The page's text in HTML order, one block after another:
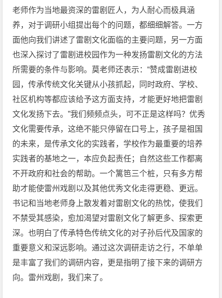
老师作为当地最资深的雷剧匠人，为人耐心而极具涵
养，对于调研小组提出每个的问题，都细细解答。一方
面他向我们讲述了雷剧文化面临的主要问题，另一方面
也深入探讨了雷剧进校园作为一种发扬雷剧文化的方法
所需要的条件与影响。莫老师还表示：“赞成雷剧进校
园，传承传统文化关键从小孩抓起，同时政府、学校、
社区机构等都应该给予这方面支持，才能更好地把雷剧
文化发扬下去。”我们频频点头，可不正是这样吗？优秀
文化需要传承，这绝不能只停留在口号上，孩子是祖国
的未来，是传承文化的实践者，学校作为最重要的培养
实践者的基地之一，本应负起责任；自然这些工作都离
不开政府和社会的帮助。一个篱笆三个桩，只有多方帮
助才能使雷州戏剧以及其他优秀文化走得更稳、更远。
书记和当地老师身上散发着对雷剧文化的热忱，使我们
不禁受其感染，愈加渴望对雷剧文化了解更多、探索更
深。也明白了传承特色传统文化的对子孙后代及国家的
重要意义和深远影响。通过这次调研走访之行，不单单
是丰富了我们的调研内容，更是指明了接下来的调研方
向。雷州戏剧，我们来了。